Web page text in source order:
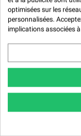

NOTER LE
produits
Il n'y a
optimisées sur les
personnalisées.
implications associées